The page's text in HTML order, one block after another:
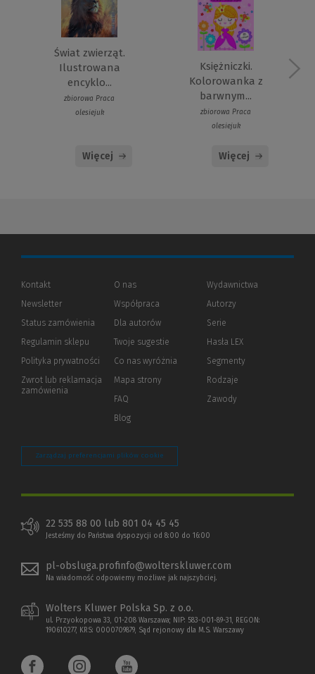
Świat zwierząt.
Ilustrowana
encyklo...
zbiorowa Praca
olesiejuk
Więcej
Księżniczki.
Kolorowanka z
barwnym...
zbiorowa Praca
olesiejuk
Więcej
Kontakt
Newsletter
Status zamówienia
Regulamin sklepu
Polityka prywatności (Nowe
(Link
innej
Zwrot lub reklamacja
zamówienia
O nas
Współpraca
Dla autorów(Nowe
(Link
innej
Twoje sugestie
Co nas wyróżnia
Mapa strony
FAQ
Blog
Wydawnictwa
Autorzy
Serie
Hasła LEX
Segmenty
Rodzaje
Zawody
Zarządzaj preferencjami plików cookie
22 535 88 00 lub 801 04 45 45
Jesteśmy do Państwa dyspozycji od 8:00 do 16:00
pl-obsluga.profinfo@wolterskluwer.com
Na wiadomość odpowiemy możliwe jak najszybciej.
Wolters Kluwer Polska Sp. z o.o.
ul. Przyokopowa 33, 01-208 Warszawa; NIP: 583-001-89-31, REGON:
190610277, KRS: 0000709879, Sąd rejonowy dla M.S. Warszawy